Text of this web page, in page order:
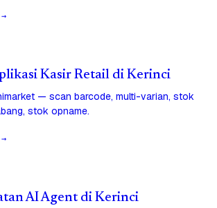
Kasir Retail di Kerinci
— scan barcode, multi-varian, stok
stok opname.
AI Agent di Kerinci